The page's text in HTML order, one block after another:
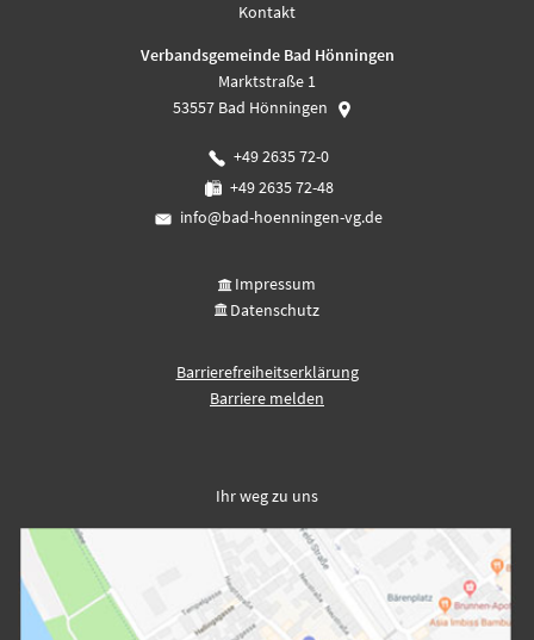
Kontakt
Verbandsgemeinde Bad Hönningen
Marktstraße 1
53557 Bad Hönningen
+49 2635 72-0
+49 2635 72-48
info@bad-hoenningen-vg.de
Impressum
Datenschutz
Barrierefreiheitserklärung
Barriere melden
Ihr weg zu uns